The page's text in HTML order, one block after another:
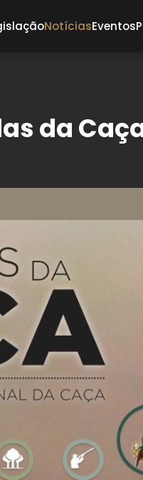
NotíciasEventos
da